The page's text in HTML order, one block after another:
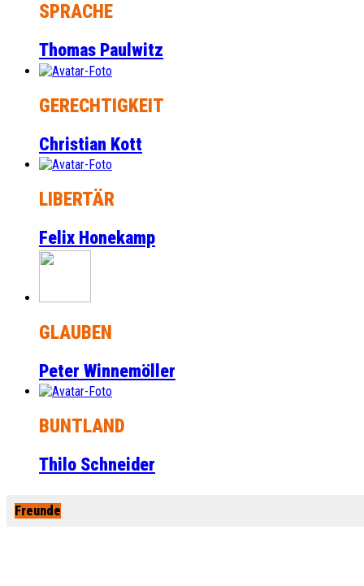
SPRACHE
Thomas Paulwitz
GERECHTIGKEIT
Christian Kott
LIBERTÄR
Felix Honekamp
GLAUBEN
Peter Winnemöller
BUNTLAND
Thilo Schneider
Freunde